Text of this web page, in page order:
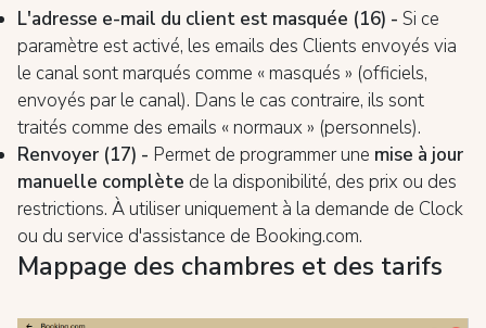
L'adresse e-mail du client est masquée (16) - Si ce
paramètre est activé, les emails des Clients envoyés via
le canal sont marqués comme « masqués » (officiels,
envoyés par le canal). Dans le cas contraire, ils sont
traités comme des emails « normaux » (personnels).
Renvoyer (17) - Permet de programmer une mise à jour
manuelle complète de la disponibilité, des prix ou des
restrictions. À utiliser uniquement à la demande de Clock
ou du service d'assistance de Booking.com.
Mappage des chambres et des tarifs